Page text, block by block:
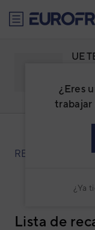
¿Eres
trabajar
¿Ya
UE
Ref.
RECAMBIOS
Lista de